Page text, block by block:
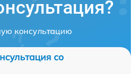
консультацию
со